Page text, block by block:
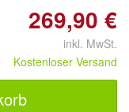
269,90 €
inkl. MwSt.
Kostenloser Versand